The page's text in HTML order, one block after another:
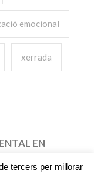
emocional
xerrada
EN
DANA-
tercers per millorar